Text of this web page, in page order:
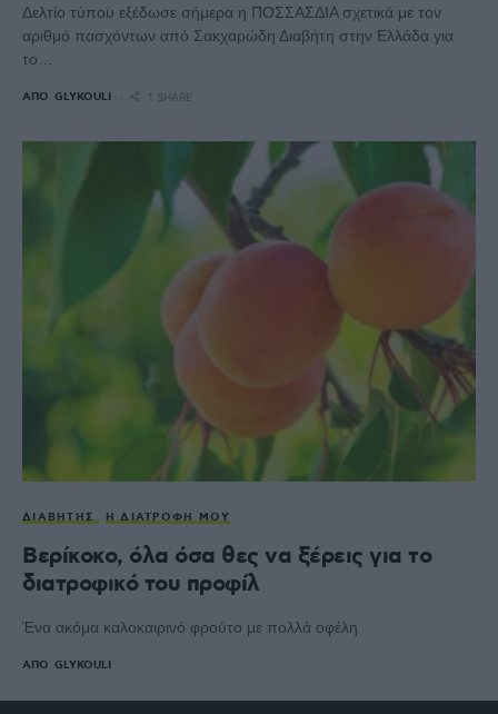
Δελτίο τύπου εξέδωσε σήμερα η ΠΟΣΣΑΣΔΙΑ σχετικά με τον
αριθμό πασχόντων από Σακχαρώδη Διαβήτη στην Ελλάδα για
το…
ΑΠΌ GLYKOULI 1 SHARE
ΔΙΑΒΉΤΗΣ Η ΔΙΑΤΡΟΦΉ ΜΟΥ
Βερίκοκο, όλα όσα θες να ξέρεις για το
διατροφικό του προφίλ
Ένα ακόμα καλοκαιρινό φρούτο με πολλά οφέλη
ΑΠΌ GLYKOULI